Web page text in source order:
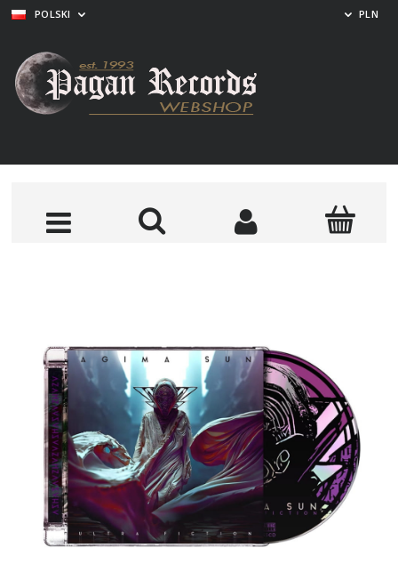
POLSKI PLN